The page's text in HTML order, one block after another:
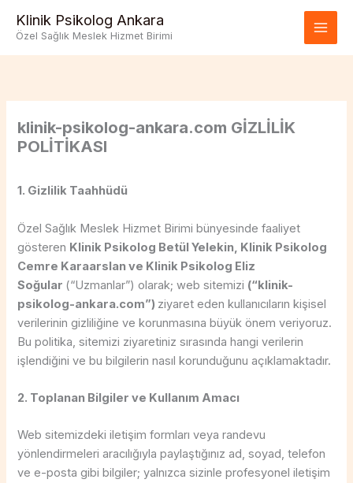
atlaKlinik Psikolog Ankara
Özel Sağlık Meslek Hizmet Birimi
klinik-psikolog-ankara.com GİZLİLİK
POLİTİKASI
1. Gizlilik Taahhüdü
Özel Sağlık Meslek Hizmet Birimi bünyesinde faaliyet
gösteren Klinik Psikolog Betül Yelekin, Klinik Psikolog
Cemre Karaarslan ve Klinik Psikolog Eliz
Soğular (“Uzmanlar”) olarak; web sitemizi (“klinik-
psikolog-ankara.com”) ziyaret eden kullanıcıların kişisel
verilerinin gizliliğine ve korunmasına büyük önem veriyoruz.
Bu politika, sitemizi ziyaretiniz sırasında hangi verilerin
işlendiğini ve bu bilgilerin nasıl korunduğunu açıklamaktadır.
2. Toplanan Bilgiler ve Kullanım Amacı
Web sitemizdeki iletişim formları veya randevu
yönlendirmeleri aracılığıyla paylaştığınız ad, soyad, telefon
ve e-posta gibi bilgiler; yalnızca sizinle profesyonel iletişim